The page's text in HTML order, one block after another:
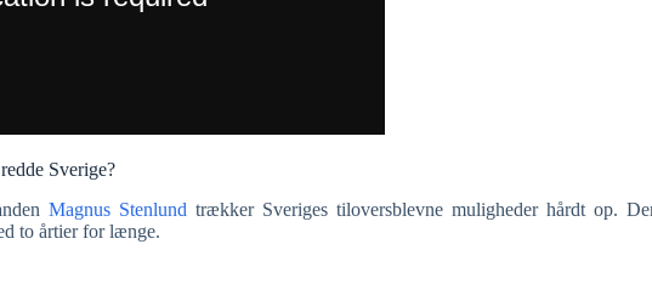
Sverige?
Magnus Stenlund trækker Sveriges tiloversblevne muligheder hårdt op.
to årtier for længe.